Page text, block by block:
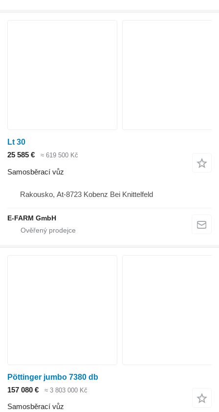
Lt 30
25 585 €
≈ 619 500 Kč
Samosběrací vůz
Rakousko, At-8723 Kobenz Bei Knittelfeld
E-FARM GmbH
Pöttinger jumbo 7380 db
157 080 €
≈ 3 803 000 Kč
Samosběrací vůz